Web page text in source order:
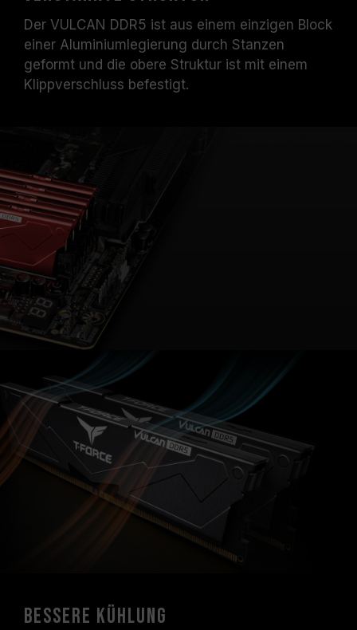
Der VULCAN DDR5 ist aus einem einzigen Block
einer Aluminiumlegierung durch Stanzen
geformt und die obere Struktur ist mit einem
Klippverschluss befestigt.
bessere Kühlung